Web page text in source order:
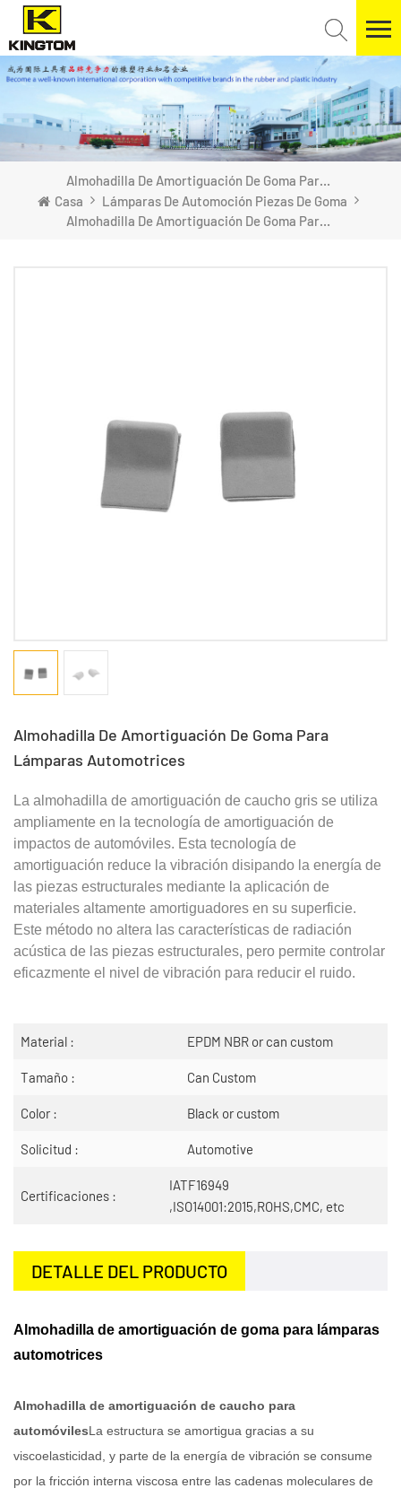
Almohadilla De Amortiguación De Goma Para Lámparas Automotrices
Casa
Lámparas De Automoción Piezas De Goma
Almohadilla De Amortiguación De Goma Para Lámparas Automotrices
Almohadilla De Amortiguación De Goma Para
Lámparas Automotrices
La almohadilla de amortiguación de caucho gris se utiliza
ampliamente en la tecnología de amortiguación de
impactos de automóviles. Esta tecnología de
amortiguación reduce la vibración disipando la energía de
las piezas estructurales mediante la aplicación de
materiales altamente amortiguadores en su superficie.
Este método no altera las características de radiación
acústica de las piezas estructurales, pero permite controlar
eficazmente el nivel de vibración para reducir el ruido.
Material : EPDM NBR or can custom
Tamaño : Can Custom
Color : Black or custom
Solicitud : Automotive
Certificaciones :
IATF16949
,ISO14001:2015,ROHS,CMC, etc
DETALLE DEL PRODUCTO
Almohadilla de amortiguación de goma para lámparas
automotrices
Almohadilla de amortiguación de caucho para
automóvilesLa estructura se amortigua gracias a su
viscoelasticidad, y parte de la energía de vibración se consume
por la fricción interna viscosa entre las cadenas moleculares de